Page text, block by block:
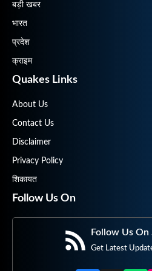
बड़ी खबर
भारत
प्रदेश
क्राइम
Quakes Links
About Us
Contact Us
Disclaimer
Privacy Policy
शिकायत
Follow Us On
Follow Us
Get Latest